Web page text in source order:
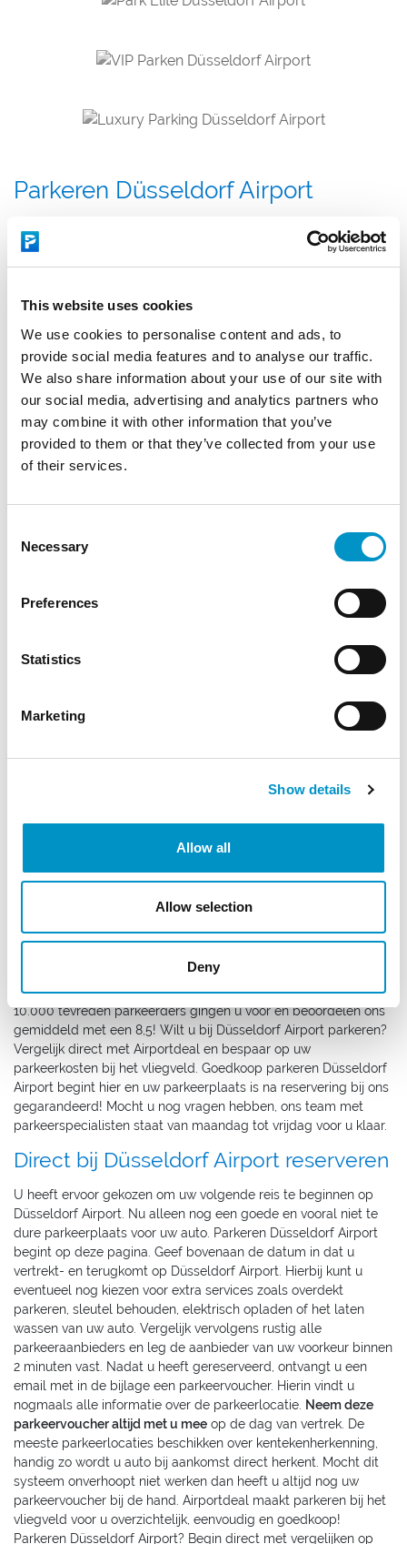
This website uses cookies
We use cookies to personalise content and ads, to
provide social media features and to analyse our traffic.
We also share information about your use of our site with
our social media, advertising and analytics partners who
may combine it with other information that you’ve
provided to them or that they’ve collected from your use
of their services.
Selection
Necessary
Preferences
Statistics
Marketing
Show details
Allow all
Allow selection
Deny
Parkeren Düsseldorf Airport
Overzichtelijk en in 2 minuten geregeld
Alleen betrouwbare en gerenommeerde aanbieders
Parkeren Düsseldorf Airport is nergens goedkoper
Reserveer tot 1 uur voor vertrek
Veilig betalen met iDEAL, PayPal of CreditCard
Goedkoop uw auto parkeren
Düsseldorf Airport
Gaat u binnenkort op vakantie en vliegt u vanaf Düsseldorf
Airport? Met Airportdeal vindt u eenvoudig de goedkoopste
van Düsseldorf. Na het ingeven van uw vertrek- en terugkomst
datum ziet u overzichtelijk alle parkeeraanbieders. Deze kunt u
bereikbaarheid, prijs en service. U kiest vervolgens de
aanbieder van uw voorkeur en reserveert deze mar Airportdeal
parkeerplaats bij Düsseldorf Airport. Parkeren Düsseldorf
officiële
parkeeraanbieders rondom Düsseldorf Airport. Op Airportdeal
kiest u zelf en vergelijkt u rustig alle parkeeraanbieders om
Parkeren Düsseldorf Airport met
Airportdeal
Met Airportdeal is uw parkeerplaats bij Düsseldorf Airport
binnen 2 minuten geregeld. Uw vergelijkt zelf rustig alle
uw voorkeur en betaald veilig online met iDEAL of creditcard.
Simpeler uw parkeerplaats bij Düsseldorf Airport reserveren is
reserveren met Airportdeal parkeert u uw auto uitsluitend bij
vertrouwde en gerenommeerde parkeerlocaties. Meer dan
10.000 tevreden parkeerders gingen u voor en beoordelen ons
gemiddeld met een 8,5! Wilt u bij Düsseldorf Airport parkeren?
Vergelijk direct met Airportdeal en bespaar op uw
parkeerkosten bij het vliegveld. Goedkoop parkeren Düsseldorf
Airport begint hier en uw parkeerplaats is na reservering bij ons
gegarandeerd! Mocht u nog vragen hebben, ons team met
parkeerspecialisten staat van maandag tot vrijdag voor u klaar.
Direct bij Düsseldorf Airport reserveren
U heeft ervoor gekozen om uw volgende reis te beginnen op
Düsseldorf Airport. Nu alleen nog een goede en vooral niet te
dure parkeerplaats voor uw auto. Parkeren Düsseldorf Airport
begint op deze pagina. Geef bovenaan de datum in dat u
vertrekt- en terugkomt op Düsseldorf Airport. Hierbij kunt u
eventueel nog kiezen voor extra services zoals overdekt
parkeren, sleutel behouden, elektrisch opladen of het laten
wassen van uw auto. Vergelijk vervolgens rustig alle
parkeeraanbieders en leg de aanbieder van uw voorkeur binnen
2 minuten vast. Nadat u heeft gereserveerd, ontvangt u een
email met in de bijlage een parkeervoucher. Hierin vindt u
nogmaals alle informatie over de parkeerlocatie. Neem deze
parkeervoucher altijd met u mee op de dag van vertrek. De
meeste parkeerlocaties beschikken over kentekenherkenning,
handig zo wordt u auto bij aankomst direct herkent. Mocht dit
systeem onverhoopt niet werken dan heeft u altijd nog uw
parkeervoucher bij de hand. Airportdeal maakt parkeren bij het
vliegveld voor u overzichtelijk, eenvoudig en goedkoop!
Parkeren Düsseldorf Airport? Begin direct met vergelijken op